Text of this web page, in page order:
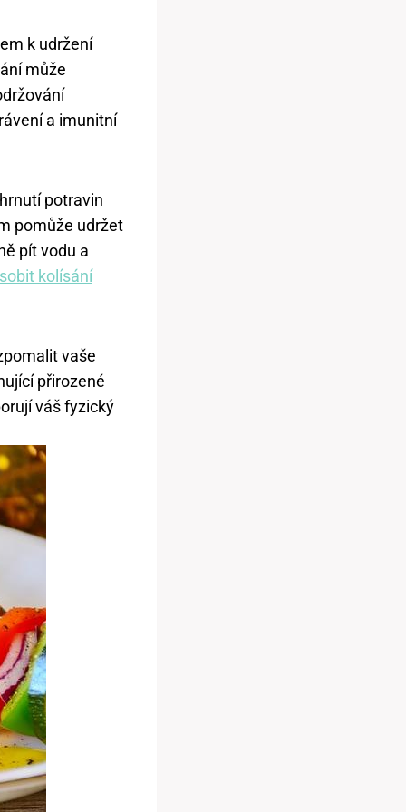
k udržení
může
a imunitní
potravin
pomůže udržet
pít vodu a
kolísání
vaše
přirozené
váš fyzický